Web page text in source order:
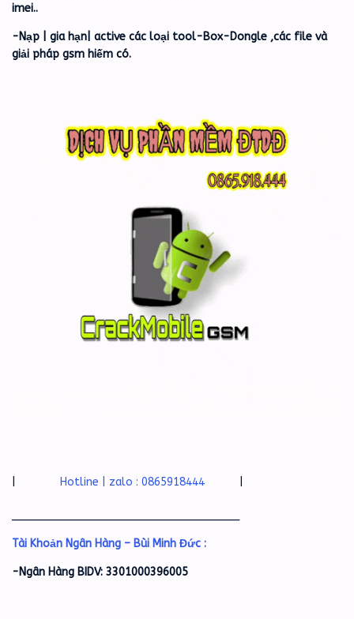
imei..
-Nạp | gia hạn| active các loại tool-Box-Dongle ,các file và
giải pháp gsm hiếm có.
Hotline | zalo : 0865918444
Tài Khoản Ngân Hàng – Bùi Minh Đức :
-Ngân Hàng BIDV: 3301000396005